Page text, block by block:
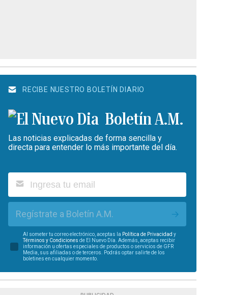
RECIBE NUESTRO BOLETÍN DIARIO
Boletín A.M.
Las noticias explicadas de forma sencilla y
directa para entender lo más importante del día.
Regístrate a Boletín A.M.
Al someter tu correo electrónico, aceptas la Política de Privacidad y
Términos y Condiciones de El Nuevo Día. Además, aceptas recibir
información u ofertas especiales de productos o servicios de GFR
Media, sus afiliadas o de terceros. Podrás optar salirte de los
boletines en cualquier momento.